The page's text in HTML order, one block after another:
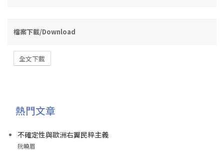
檔案下載/Download
全文下載
熱門文章
不確定性與歐洲右翼民粹主義
阮曉眉